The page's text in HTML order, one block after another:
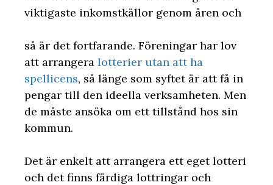
viktigaste inkomstkällor genom åren och
så är det fortfarande. Föreningar har lov
att arrangera lotterier utan att ha
spellicens, så länge som syftet är att få in
pengar till den ideella verksamheten. Men
de måste ansöka om ett tillstånd hos sin
kommun.
Det är enkelt att arrangera ett eget lotteri
och det finns färdiga lottringar och